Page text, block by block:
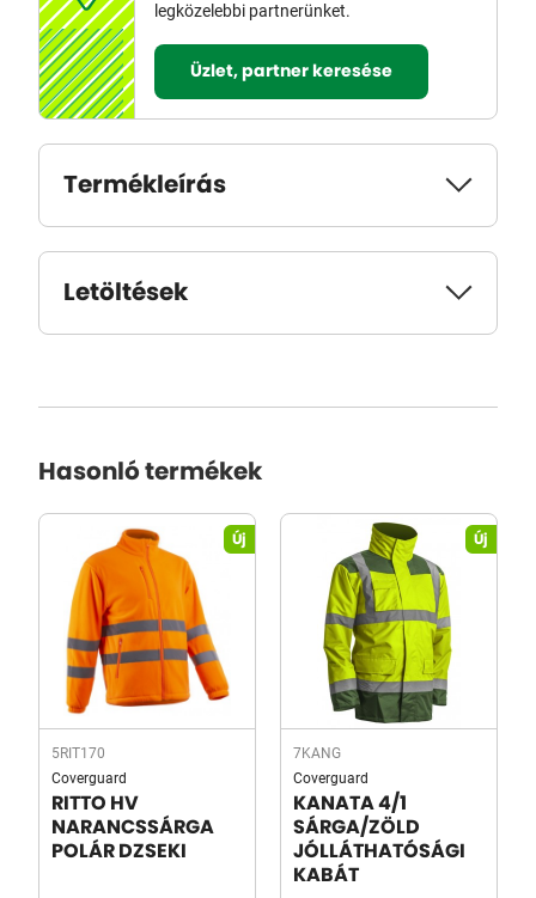
legközelebbi partnerünket.
Üzlet, partner keresése
Termékleírás
Letöltések
Hasonló termékek
Új
5RIT170
Coverguard
RITTO HV
NARANCSSÁRGA
POLÁR DZSEKI
Új
7KANG
Coverguard
KANATA 4/1
SÁRGA/ZÖLD
JÓLLÁTHATÓSÁGI
KABÁT